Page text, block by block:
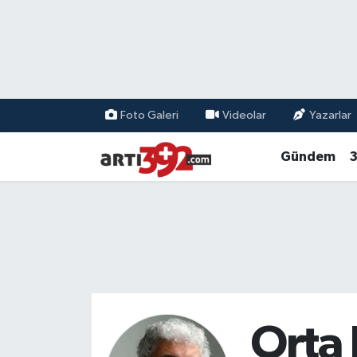
Foto Galeri Videolar Yazarlar
Gündem
Orta